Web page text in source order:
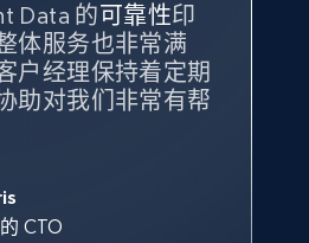
Data 的可靠性印
体服务也非常满
户经理保持着定期
助对我们非常有帮
CTO